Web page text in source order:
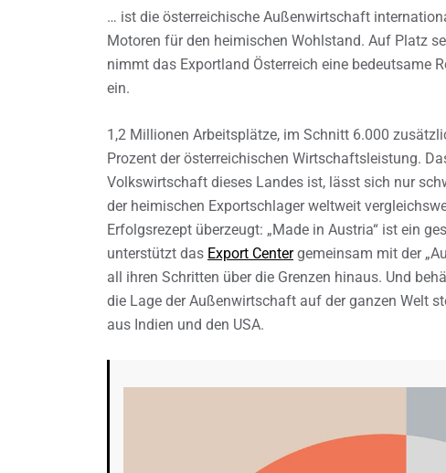
… ist die österreichische Außenwirtschaft
Motoren für den heimischen Wohlstand. Auf Platz
nimmt das Exportland Österreich eine bedeutsame
ein.
1,2 Millionen Arbeitsplätze, im Schnitt 6.000
Prozent der österreichischen Wirtschaftsleistung.
Volkswirtschaft dieses Landes ist, lässt sich nur
der heimischen Exportschlager weltweit
Erfolgsrezept überzeugt: „Made in Austria“ ist ein
unterstützt das Export Centergemeinsam mit der
all ihren Schritten über die Grenzen hinaus. Und
die Lage der Außenwirtschaft auf der ganzen Welt
aus Indien und den USA.